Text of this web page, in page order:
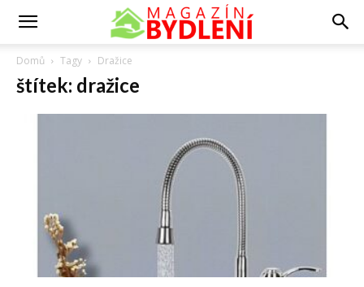
Domů Tagy Dražice
štítek: dražice